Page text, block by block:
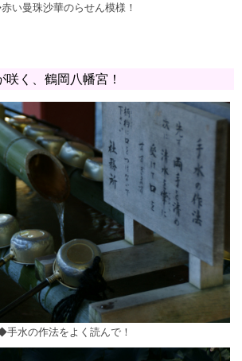
い曼珠沙華のらせん模様！
く、鶴岡八幡宮！
手水の作法をよく読んで！